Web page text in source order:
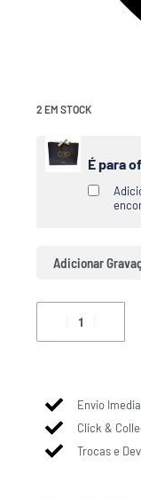
2 EM STOCK
É para
Adicionar
Envio
Click &
Trocas e